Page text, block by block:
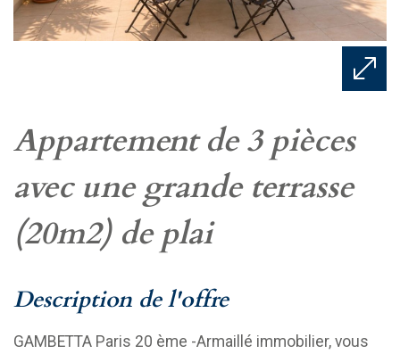
appartement de 3 pièces
avec une grande terrasse
(20m2) de plai
description de l'offre
GAMBETTA Paris 20 ème -Armaillé immobilier, vous